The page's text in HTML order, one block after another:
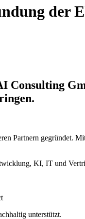
der
Partnern gegründet.
KI, IT und
unterstützt.